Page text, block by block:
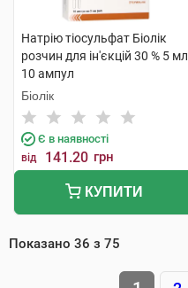
Натрію тіосульфат Біолік
розчин для ін'єкцій 30 % 5 мл
10 ампул
Біолік
Є в наявності
від 141.20 грн
КУПИТИ
Показано 36 з 75